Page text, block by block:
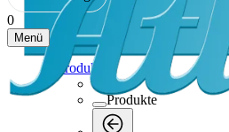
0
Menü
Produkte
Produkte